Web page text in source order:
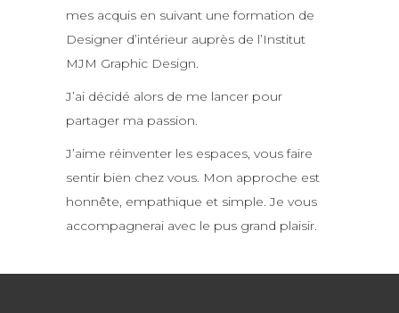
mes acquis en suivant une formation de
Designer d’intérieur auprès de l’Institut
MJM Graphic Design.
J’ai décidé alors de me lancer pour
partager ma passion.
J’aime réinventer les espaces, vous faire
sentir bien chez vous. Mon approche est
honnête, empathique et simple. Je vous
accompagnerai avec le pus grand plaisir.